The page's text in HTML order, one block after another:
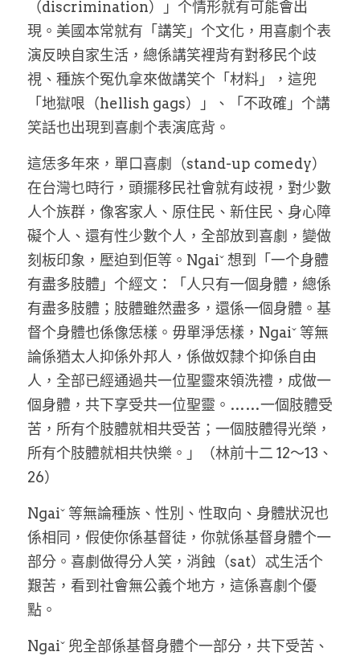
（discrimination）」个情形就有可能會出
現。美國本常就有「講笑」个文化，用喜劇个表
演反映自家生活，總係講笑裡背有對移民个歧
視、種族个冤仇拿來做講笑个「材料」，這兜
「地獄哏（hellish gags）」、「不政確」个講
笑話也出現到喜劇个表演底背。
這恁多年來，單口喜劇（stand-up comedy）
在台灣乜時行，頭擺移民社會就有歧視，對少數
人个族群，像客家人、原住民、新住民、身心障
礙个人、還有性少數个人，全部放到喜劇，變做
刻板印象，壓迫到佢等。Ngaiˇ 想到「一个身體
有盡多肢體」个經文：「人只有一個身體，總係
有盡多肢體；肢體雖然盡多，還係一個身體。基
督个身體也係像恁樣。毋單淨恁樣，Ngaiˇ 等無
論係猶太人抑係外邦人，係做奴隸个抑係自由
人，全部已經通過共一位聖靈來領洗禮，成做一
個身體，共下享受共一位聖靈。……一個肢體受
苦，所有个肢體就相共受苦；一個肢體得光榮，
所有个肢體就相共快樂。」（林前十二 12～13、
26）
Ngaiˇ 等無論種族、性別、性取向、身體狀況也
係相同，假使你係基督徒，你就係基督身體个一
部分。喜劇做得分人笑，消蝕（sat）忒生活个
艱苦，看到社會無公義个地方，這係喜劇个優
點。
Ngaiˇ 兜全部係基督身體个一部分，共下受苦、